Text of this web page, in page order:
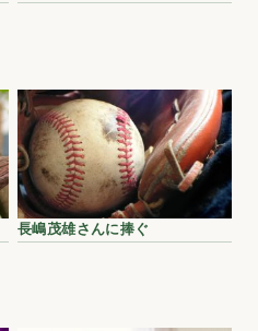
長嶋茂雄さんに捧ぐ